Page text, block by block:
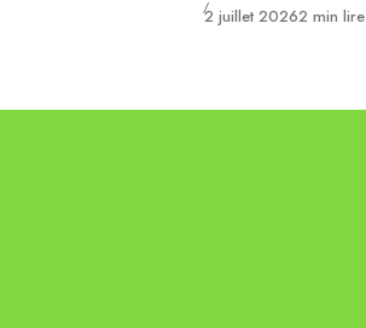
Publié
2 juillet 20262 min lire